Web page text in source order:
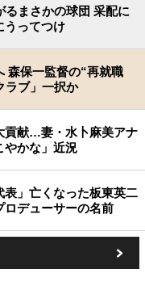
るまさかの球団 采配に
うってつけ
森保一監督の“再就職
ラブ」一択か
貢献…妻・水卜麻美アナ
やかな」近況
表」亡くなった板東英二
ロデューサーの名前